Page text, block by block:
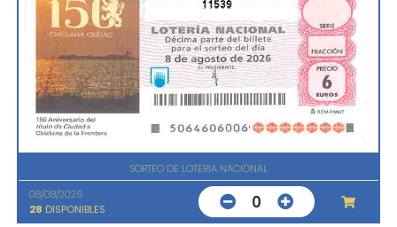
11539
SORTEO DE LOTERIA NACIONAL
08/08/2026
28 DISPONIBLES 0